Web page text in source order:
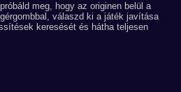
meg, hogy az originen belül a
válaszd ki a játék javítása
keresését és hátha teljesen